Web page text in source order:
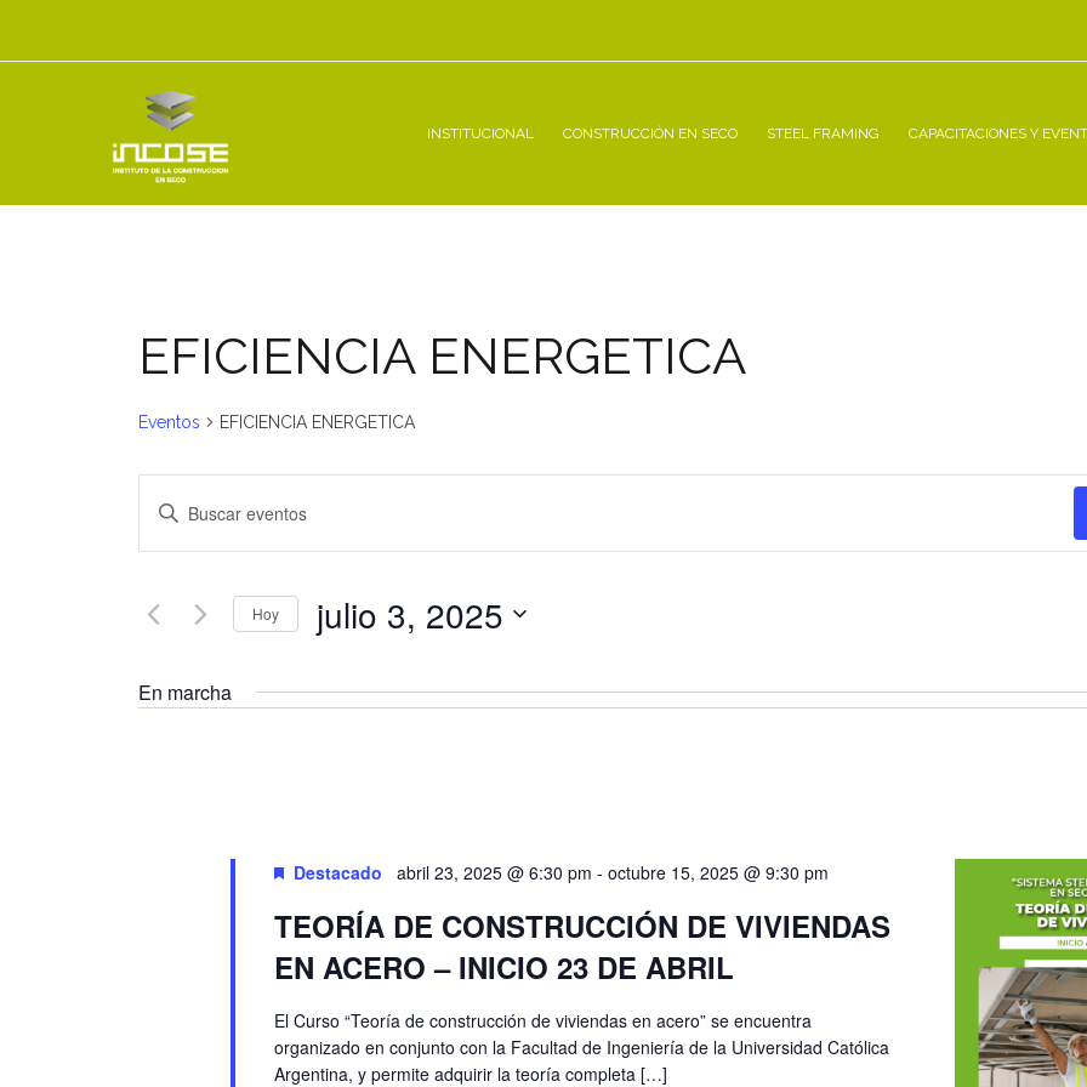
INSTITUCIONAL CONSTRUCCIÓN EN SECO STEEL FRAMING CAPACITACIONES Y
EFICIENCIA ENERGETICA
Eventos EFICIENCIA ENERGETICA
Navegación
de
búsqueda
vistas
Introduce
clave.
para
Hoy julio 3, 2025
En marcha
Destacado abril 23, 2025 @ 6:30 pm -octubre 15, 2025 @ 9:30 pm
TEORÍA DE CONSTRUCCIÓN DE VIVIENDAS
EN ACERO – INICIO 23 DE ABRIL
El Curso “Teoría de construcción de viviendas en acero” se encuentra
organizado en conjunto con la Facultad de Ingeniería de la Universidad Católica
Argentina, y permite adquirir la teoría completa […]